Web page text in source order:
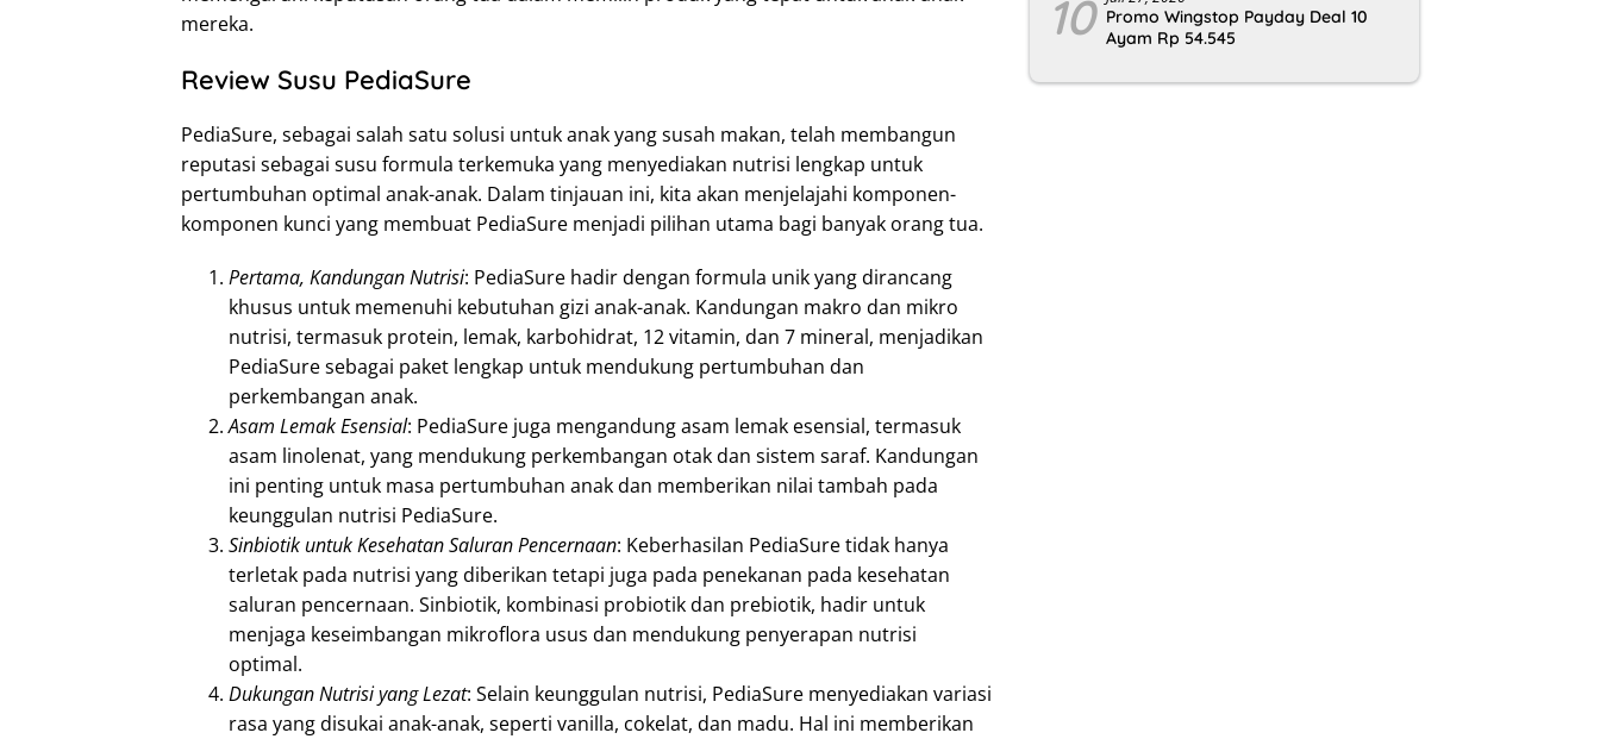
mereka.
Review Susu PediaSure
PediaSure, sebagai salah satu solusi untuk anak yang susah makan, telah membangun
reputasi sebagai susu formula terkemuka yang menyediakan nutrisi lengkap untuk
pertumbuhan optimal anak-anak. Dalam tinjauan ini, kita akan menjelajahi komponen-
komponen kunci yang membuat PediaSure menjadi pilihan utama bagi banyak orang tua.
Pertama, Kandungan Nutrisi: PediaSure hadir dengan formula unik yang dirancang
khusus untuk memenuhi kebutuhan gizi anak-anak. Kandungan makro dan mikro
nutrisi, termasuk protein, lemak, karbohidrat, 12 vitamin, dan 7 mineral, menjadikan
PediaSure sebagai paket lengkap untuk mendukung pertumbuhan dan
perkembangan anak.
Asam Lemak Esensial: PediaSure juga mengandung asam lemak esensial, termasuk
asam linolenat, yang mendukung perkembangan otak dan sistem saraf. Kandungan
ini penting untuk masa pertumbuhan anak dan memberikan nilai tambah pada
keunggulan nutrisi PediaSure.
Sinbiotik untuk Kesehatan Saluran Pencernaan: Keberhasilan PediaSure tidak hanya
terletak pada nutrisi yang diberikan tetapi juga pada penekanan pada kesehatan
saluran pencernaan. Sinbiotik, kombinasi probiotik dan prebiotik, hadir untuk
menjaga keseimbangan mikroflora usus dan mendukung penyerapan nutrisi
optimal.
Dukungan Nutrisi yang Lezat: Selain keunggulan nutrisi, PediaSure menyediakan variasi
rasa yang disukai anak-anak, seperti vanilla, cokelat, dan madu. Hal ini memberikan
10 Promo Wingstop Payday Deal 10
Ayam Rp 54.545